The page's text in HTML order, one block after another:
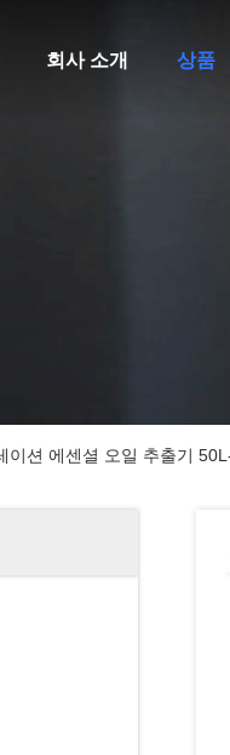
회사 소개 상품
이션 에센셜 오일 추출기